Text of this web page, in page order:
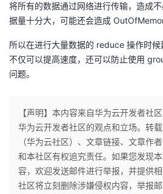
将所有的数据通过网络进行传输，造成
据量十分大，可能还会造成
所以在进行大量数据的 reduce 操作时候
不仅可以提高速度，还可以防止使用
问题。
【声明】本内容来自华为云开发者社
华为云开发者社区的观点和立场。转
（华为云社区）、文章链接、文章作
和本社区有权追究责任。如果您发现
容，欢迎发送邮件进行举报，并提供
社区将立刻删除涉嫌侵权内容，举报邮